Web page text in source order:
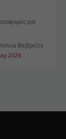
για
θα βρείτε
2026